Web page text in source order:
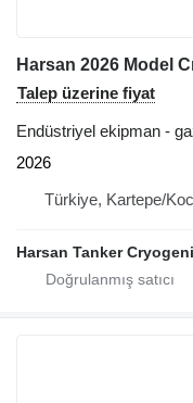
Harsan 2026 Model
Talep üzerine fiyat
Endüstriyel ekipman -
2026
Türkiye, Kartepe/
Harsan Tanker